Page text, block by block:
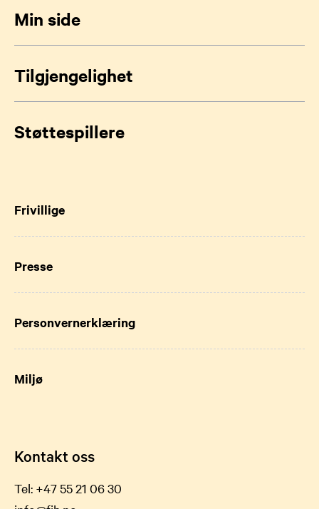
Min side
Tilgjengelighet
Støttespillere
Frivillige
Presse
Personvernerklæring
Miljø
Kontakt oss
Tel: +47 55 21 06 30